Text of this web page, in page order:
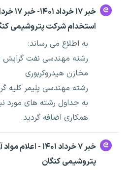
استخدام شرکت پتروشیمی
به اطلاع می رساند:
رشته مهندسی نفت گرایش
مخازن هیدروکربوری
رشته مهندسی پلیمر کلیه
به جداول رشته های مورد
همکاری اضافه گردید.
خبر ۷ خرداد ۱۴۰۱
پتروشیمی کنگان